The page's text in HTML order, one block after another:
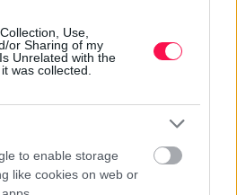
Use,
or Sharing of my
Unrelated with the
was collected.
to enable storage
like cookies on web or